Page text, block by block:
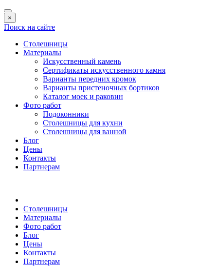
×
Поиск на сайте
Столешницы
Материалы
Искусственный камень
Сертификаты искусственного камня
Варианты передних кромок
Варианты пристеночных бортиков
Каталог моек и раковин
Фото работ
Подоконники
Столешницы для кухни
Столешницы для ванной
Блог
Цены
Контакты
Партнерам
Столешницы
Материалы
Фото работ
Блог
Цены
Контакты
Партнерам